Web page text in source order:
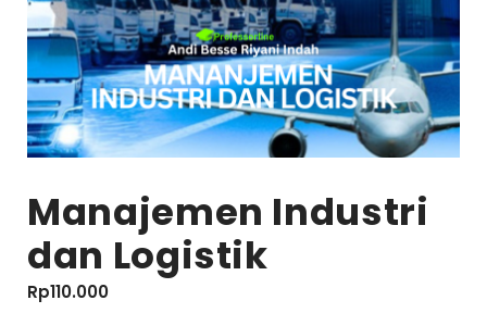
Manajemen Industri
dan Logistik
Rp110.000